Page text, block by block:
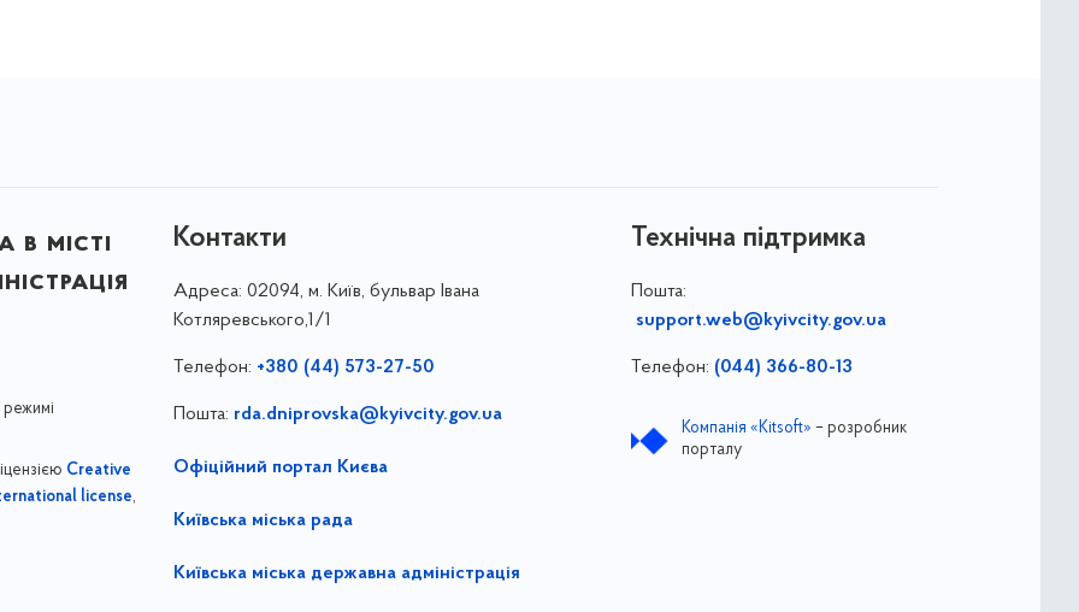
в місті
Creative
license,
Контакти
Адреса: 02094, м. Київ, бульвар Івана
Котляревського,1/1
Телефон: +380 (44) 573-27-50
Пошта: rda.dniprovska@kyivcity.gov.ua
Офіційний портал Києва
Київська міська рада
Київська міська державна адміністрація
Технічна підтримка
Пошта:
support.web@kyivcity.gov.ua
Телефон: (044) 366-80-13
Компанія «Kitsoft» – розробник
порталу